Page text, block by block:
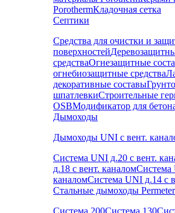
PorothermКладочная сетка
Септики
Средства для очистки и
поверхностей
средстваОгнезащитные
огнебиозащитные средства
декоративные составы
шпатлевкиСтроительные
OSBМодификатор для
Дымоходы
Дымоходы UNI с вент.
Система UNI д.20 с вент.
д.18 с вент. каналомСистема
каналомСистема UNI д.14 с
Стальные дымоходы Permeter
Система 200Система 130